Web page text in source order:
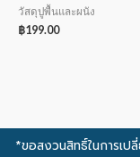
วัสดุปูพื้นและผนัง
฿199.00
*ขอสงวนสิทธิ์ในการเป